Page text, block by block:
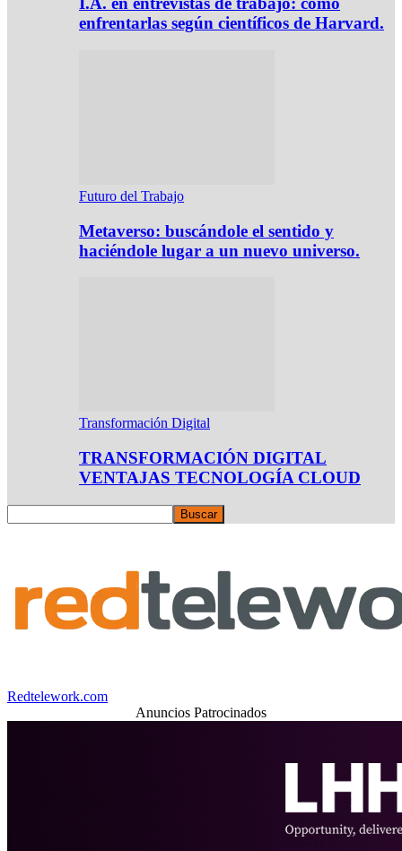
enfrentarlas según científicos de Harvard.
Futuro del Trabajo
Metaverso: buscándole el sentido y
haciéndole lugar a un nuevo universo.
Transformación Digital
TRANSFORMACIÓN DIGITAL
VENTAJAS TECNOLOGÍA CLOUD
Redtelework.com
Anuncios Patrocinados